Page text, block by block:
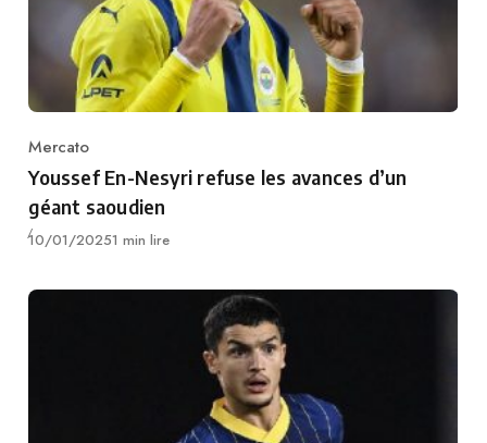
Category
Mercato
Youssef En-Nesyri refuse les avances d’un
géant saoudien
Publié
10/01/20251 min lire